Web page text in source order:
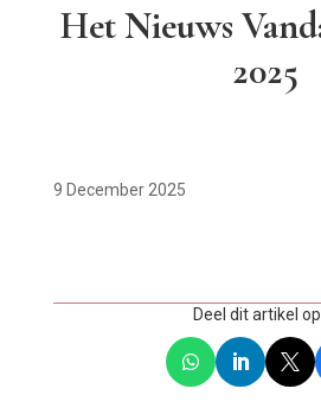
Het Nieuws
2025
9 December 2025
Deel dit artikel